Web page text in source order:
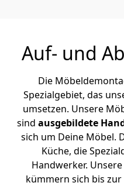
Auf- und
Die
Spezialgebiet, das
umsetzen. Unsere
sind ausgebildete
sich um Deine Möbel.
Küche, die
Handwerker.
kümmern sich bis